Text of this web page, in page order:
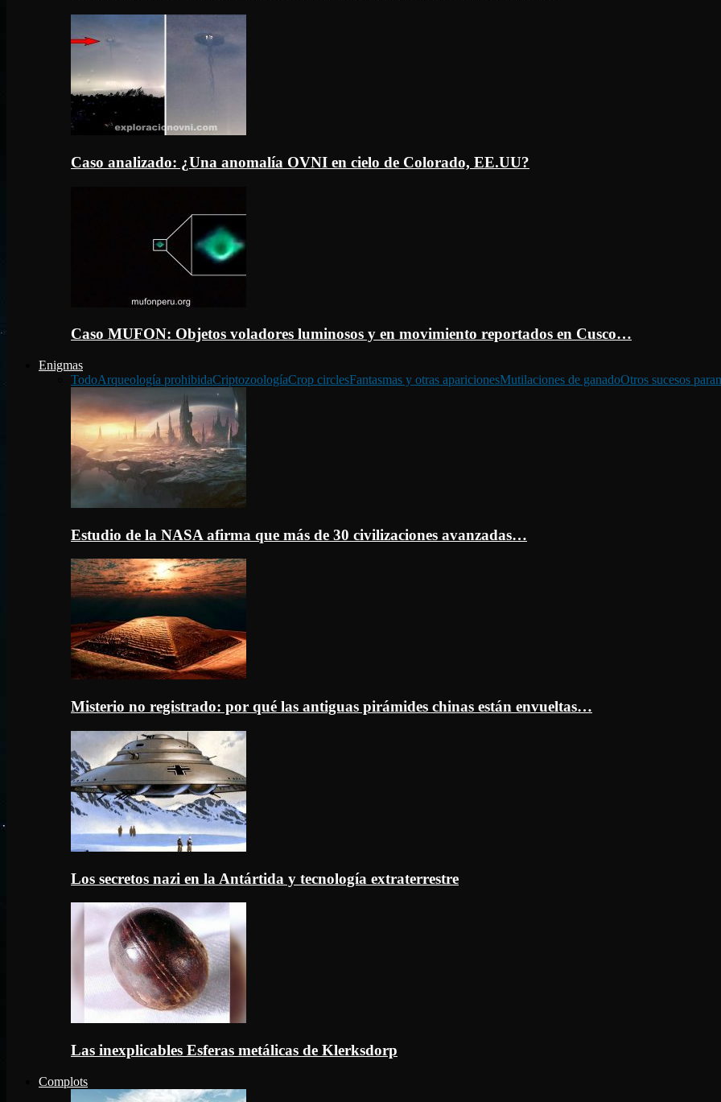
Caso analizado: ¿Una anomalía OVNI en cielo de Colorado, EE.UU?
Caso MUFON: Objetos voladores luminosos y en movimiento reportados en Cusco…
Enigmas
TodoArqueología prohibidaCriptozoologíaCrop circlesFantasmas y otras aparicionesMutilaciones de ganadoOtros sucesos
Estudio de la NASA afirma que más de 30 civilizaciones avanzadas…
Misterio no registrado: por qué las antiguas pirámides chinas están envueltas…
Los secretos nazi en la Antártida y tecnología extraterrestre
Las inexplicables Esferas metálicas de Klerksdorp
Complots